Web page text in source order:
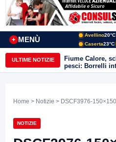
MENÙ
+
Avellino20°C
Caserta23°C
ULTIME NOTIZIE
Fiume Calore,
pesci: Borrelli
“Benevento
Home > Notizie > DSCF3976-150×150
NOTIZIE